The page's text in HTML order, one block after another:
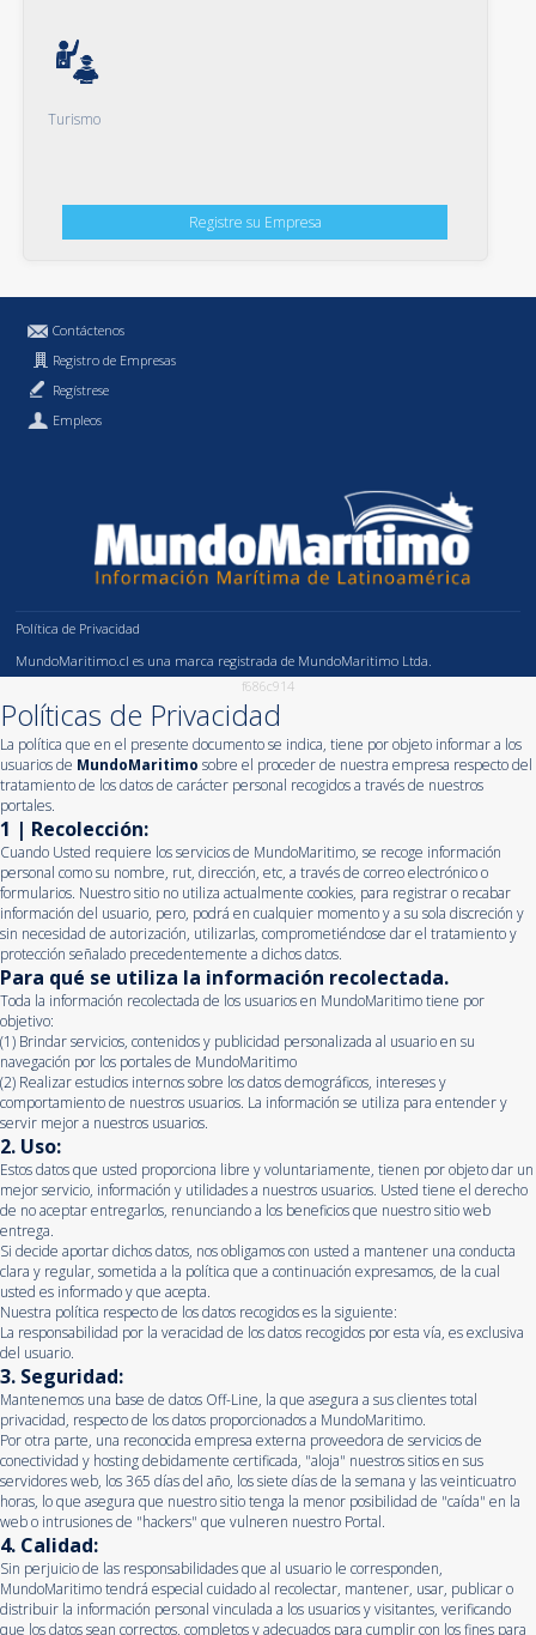
Turismo
Registre su Empresa
Contáctenos
Registro de Empresas
Regístrese
Empleos
Política de Privacidad
MundoMaritimo.cl es una marca registrada de MundoMaritimo Ltda.
f686c914
Políticas de Privacidad
La política que en el presente documento se indica, tiene por objeto informar a los
usuarios de MundoMaritimo sobre el proceder de nuestra empresa respecto del
tratamiento de los datos de carácter personal recogidos a través de nuestros
portales.
1 | Recolección:
Cuando Usted requiere los servicios de MundoMaritimo, se recoge información
personal como su nombre, rut, dirección, etc, a través de correo electrónico o
formularios. Nuestro sitio no utiliza actualmente cookies, para registrar o recabar
información del usuario, pero, podrá en cualquier momento y a su sola discreción y
sin necesidad de autorización, utilizarlas, comprometiéndose dar el tratamiento y
protección señalado precedentemente a dichos datos.
Para qué se utiliza la información recolectada.
Toda la información recolectada de los usuarios en MundoMaritimo tiene por
objetivo:
(1) Brindar servicios, contenidos y publicidad personalizada al usuario en su
navegación por los portales de MundoMaritimo
(2) Realizar estudios internos sobre los datos demográficos, intereses y
comportamiento de nuestros usuarios. La información se utiliza para entender y
servir mejor a nuestros usuarios.
2. Uso:
Estos datos que usted proporciona libre y voluntariamente, tienen por objeto dar un
mejor servicio, información y utilidades a nuestros usuarios. Usted tiene el derecho
de no aceptar entregarlos, renunciando a los beneficios que nuestro sitio web
entrega.
Si decide aportar dichos datos, nos obligamos con usted a mantener una conducta
clara y regular, sometida a la política que a continuación expresamos, de la cual
usted es informado y que acepta.
Nuestra política respecto de los datos recogidos es la siguiente:
La responsabilidad por la veracidad de los datos recogidos por esta vía, es exclusiva
del usuario.
3. Seguridad:
Mantenemos una base de datos Off-Line, la que asegura a sus clientes total
privacidad, respecto de los datos proporcionados a MundoMaritimo.
Por otra parte, una reconocida empresa externa proveedora de servicios de
conectividad y hosting debidamente certificada, "aloja" nuestros sitios en sus
servidores web, los 365 días del año, los siete días de la semana y las veinticuatro
horas, lo que asegura que nuestro sitio tenga la menor posibilidad de "caída" en la
web o intrusiones de "hackers" que vulneren nuestro Portal.
4. Calidad:
Sin perjuicio de las responsabilidades que al usuario le corresponden,
MundoMaritimo tendrá especial cuidado al recolectar, mantener, usar, publicar o
distribuir la información personal vinculada a los usuarios y visitantes, verificando
que los datos sean correctos, completos y adecuados para cumplir con los fines para